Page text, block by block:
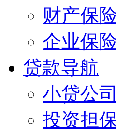
财产保
企业保
贷款导航
小贷公司
投资担